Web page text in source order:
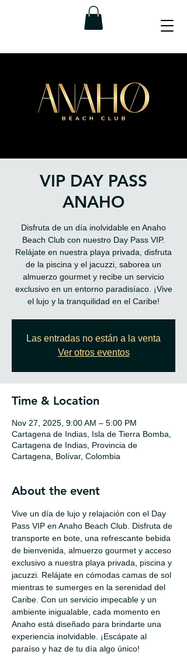
VIP DAY PASS
ANAHO
Disfruta de un día inolvidable en Anaho
Beach Club con nuestro Day Pass VIP.
Relájate en nuestra playa privada, disfruta
de la piscina y el jacuzzi, saborea un
almuerzo gourmet y recibe un servicio
exclusivo en un entorno paradisíaco. ¡Vive
el lujo y la tranquilidad en el Caribe!
Las entradas no están a la venta
Ver otros eventos
Time & Location
Nov 27, 2025, 9:00 AM – 5:00 PM
Cartagena de Indias, Isla de Tierra Bomba,
Cartagena de Indias, Provincia de
Cartagena, Bolívar, Colombia
About the event
Vive un día de lujo y relajación con el Day
Pass VIP en Anaho Beach Club. Disfruta de
transporte en bote, una refrescante bebida
de bienvenida, almuerzo gourmet y acceso
exclusivo a nuestra playa privada, piscina y
jacuzzi. Relájate en cómodas camas de sol
mientras te sumerges en la serenidad del
Caribe. Con un servicio impecable y un
ambiente inigualable, cada momento en
Anaho está diseñado para brindarte una
experiencia inolvidable. ¡Escápate al
paraíso y haz de tu día algo único!